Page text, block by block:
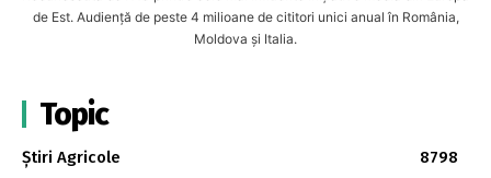
de Est. Audiență de peste 4 milioane de cititori unici anual în România,
Moldova și Italia.
Topic
Știri Agricole
8798